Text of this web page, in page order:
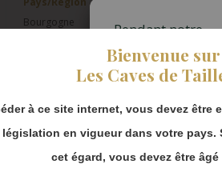
Bienvenue sur
Les Caves de
à ce site internet, vous devez être
législation en vigueur dans votre pays.
cet égard, vous devez être
Bourgogne
Millésime
2021
Couleur
Pendant notre
fermeture
vous pouvez
continuer à
Merci de bien
prendre en
Les envois